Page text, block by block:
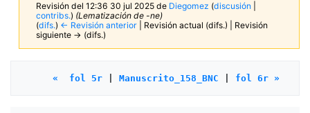
Revisión del 12:36 30 jul 2025 de Diegomez (discusión
contribs.) (Lematización de -ne)
(difs.) ← Revisión anterior | Revisión actual (difs.) | Revisión
siguiente → (difs.)
«  fol 5r Manuscrito_158_BNC fol 6r »